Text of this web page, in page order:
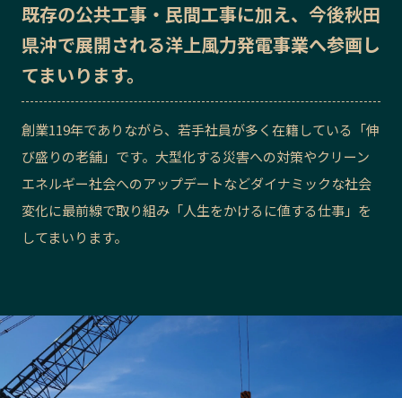
栃木エリア
群馬エリア
埼玉エリア
千葉エリア
東京23区エリア
富山エリア
石川エリア
福井エリア
山梨エリア
長野エリア
岐阜エリア
静岡エリア
愛知エリア
三重エリア
河内エリア
兵庫エリア
奈良エリア
和歌山エリア
鳥取エリア
島根エリア
既存の公共工事・民間工事に加え、今後秋田
県沖で展開される洋上風力発電事業へ参画し
てまいります。
創業119年でありながら、若手社員が多く在籍している「伸
び盛りの老舗」です。大型化する災害への対策やクリーン
エネルギー社会へのアップデートなどダイナミックな社会
変化に最前線で取り組み「人生をかけるに値する仕事」を
してまいります。